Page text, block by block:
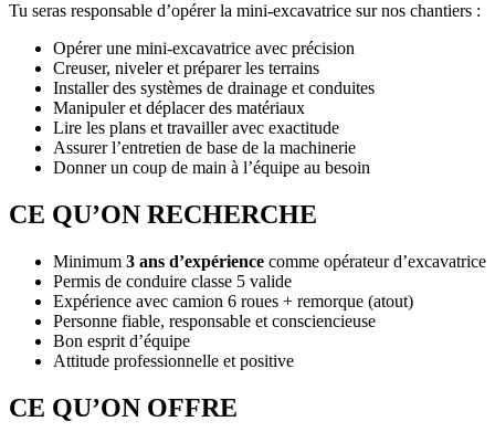
Tu seras responsable d’opérer la mini-excavatrice sur nos chantiers :
Opérer une mini-excavatrice avec précision
Creuser, niveler et préparer les terrains
Installer des systèmes de drainage et conduites
Manipuler et déplacer des matériaux
Lire les plans et travailler avec exactitude
Assurer l’entretien de base de la machinerie
Donner un coup de main à l’équipe au besoin
CE QU’ON RECHERCHE
Minimum 3 ans d’expérience comme opérateur d’excavatrice
Permis de conduire classe 5 valide
Expérience avec camion 6 roues + remorque (atout)
Personne fiable, responsable et consciencieuse
Bon esprit d’équipe
Attitude professionnelle et positive
CE QU’ON OFFRE